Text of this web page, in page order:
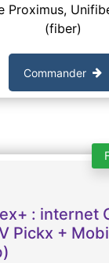
Proximus,
(fiber)
Commander
: internet
Pickx +